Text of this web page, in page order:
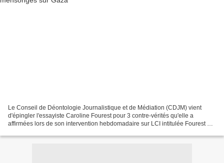
Le Conseil de Déontologie Journalistique et de Médiation (CDJM) vient
d'épingler l'essayiste Caroline Fourest pour 3 contre-vérités qu'elle a
affirmées lors de son intervention hebdomadaire sur LCI intitulée Fourest en